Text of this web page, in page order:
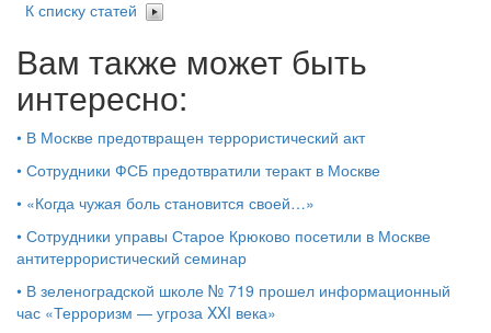
К списку статей
Вам также может быть
интересно:
• В Москве предотвращен террористический акт
• Сотрудники ФСБ предотвратили теракт в Москве
• «Когда чужая боль становится своей…»
• Сотрудники управы Старое Крюково посетили в Москве
антитеррористический семинар
• В зеленоградской школе № 719 прошел информационный
час «Терроризм — угроза XXI века»